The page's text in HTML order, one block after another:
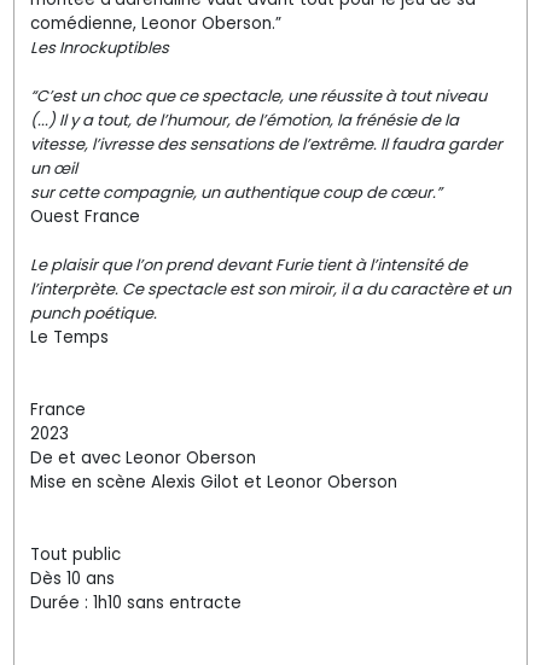
comédienne, Leonor Oberson.”
Les Inrockuptibles
“C’est un choc que ce spectacle, une réussite à tout niveau
(...) Il y a tout, de l’humour, de l’émotion, la frénésie de la
vitesse, l’ivresse des sensations de l’extrême. Il faudra garder
un œil
sur cette compagnie, un authentique coup de cœur.”
Ouest France
Le plaisir que l’on prend devant Furie tient à l’intensité de
l’interprète. Ce spectacle est son miroir, il a du caractère et un
punch poétique.
Le Temps
France
2023
De et avec Leonor Oberson
Mise en scène Alexis Gilot et Leonor Oberson
Tout public
Dès 10 ans
Durée : 1h10 sans entracte